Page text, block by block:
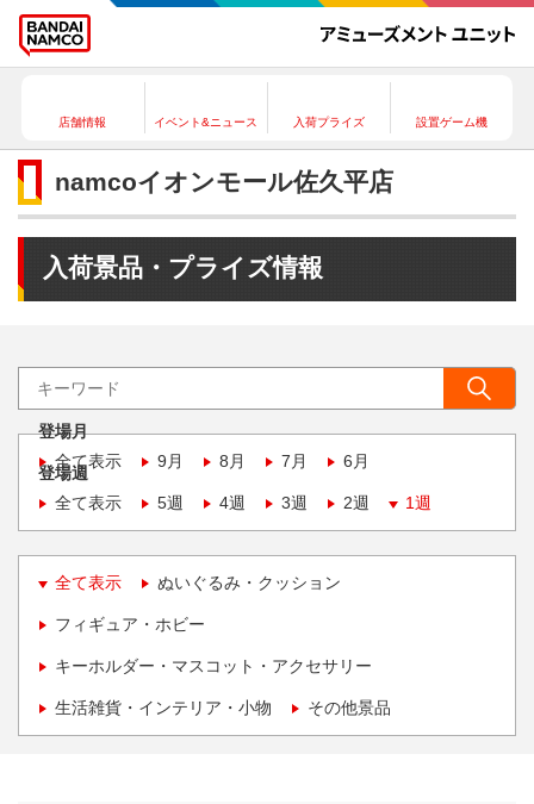
店舗情報 イベント&ニュース 入荷プライズ 設置ゲーム機
namcoイオンモール佐久平店
入荷景品・プライズ情報
登場月
全て表示
9月 8月 7月 6月
登場週
全て表示
5週 4週 3週 2週 1週
全て表示 ぬいぐるみ・クッション
フィギュア・ホビー
キーホルダー・マスコット・アクセサリー
生活雑貨・インテリア・小物 その他景品